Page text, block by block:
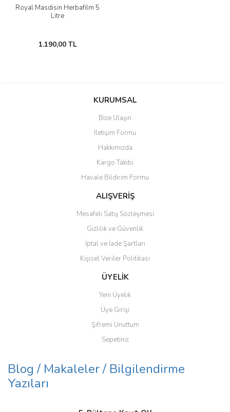
Royal Masdisin Herbafilm 5
Litre
1.190,00 TL
KURUMSAL
Bize Ulaşın
İletişim Formu
Hakkımızda
Kargo Takibi
Havale Bildirim Formu
ALIŞVERİŞ
Mesafeli Satış Sözleşmesi
Gizlilik ve Güvenlik
İptal ve İade Şartları
Kişisel Veriler Politikası
ÜYELİK
Yeni Üyelik
Üye Girişi
Şifremi Unuttum
Sepetiniz
Blog / Makaleler / Bilgilendirme
Yazıları